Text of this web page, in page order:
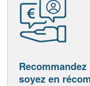
Recommandez
soyez en